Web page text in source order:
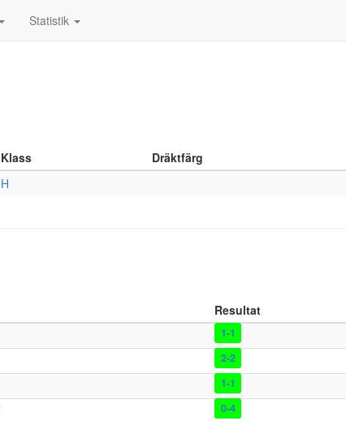
Statistik
Klass Dräktfärg
H
Resultat
1-1
2-2
1-1
0-4